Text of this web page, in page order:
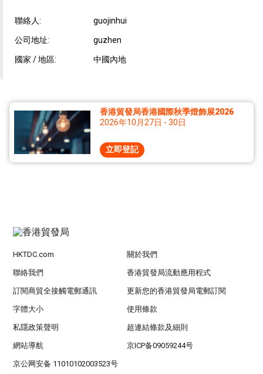
聯絡人: guojinhui
公司地址: guzhen
國家 / 地區: 中國內地
香港貿發局香港國際秋季燈飾展2026
2026年10月27日 - 30日
立即登記
HKTDC.com 關於我們
聯絡我們 香港貿發局流動應用程式
訂閱商貿全接觸電郵通訊 更新您的香港貿發局電郵訂閱
字體大小 使用條款
私隱政策聲明 超連結條款及細則
網站導航 京ICP备09059244号
京公网安备 11010102003523号